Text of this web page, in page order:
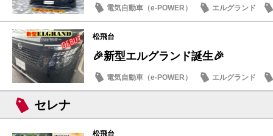
電気自動車（e-POWER）
エルグランド
日産のお店
松飛台
🎉新型エルグランド誕生🎉
電気自動車（e-POWER）
エルグランド
日産のお店
セレナ
松飛台